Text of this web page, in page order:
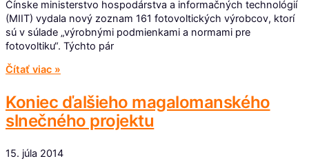
Čínske ministerstvo hospodárstva a informačných technológií
(MIIT) vydala nový zoznam 161 fotovoltických výrobcov, ktorí
sú v súlade „výrobnými podmienkami a normami pre
fotovoltiku“. Týchto pár
Čítať viac »
Koniec ďalšieho magalomanského
slnečného projektu
15. júla 2014